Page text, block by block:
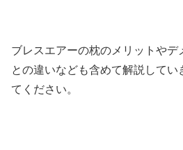
ブレスエアーの枕のメリットや
との違いなども含めて解説して
てください。